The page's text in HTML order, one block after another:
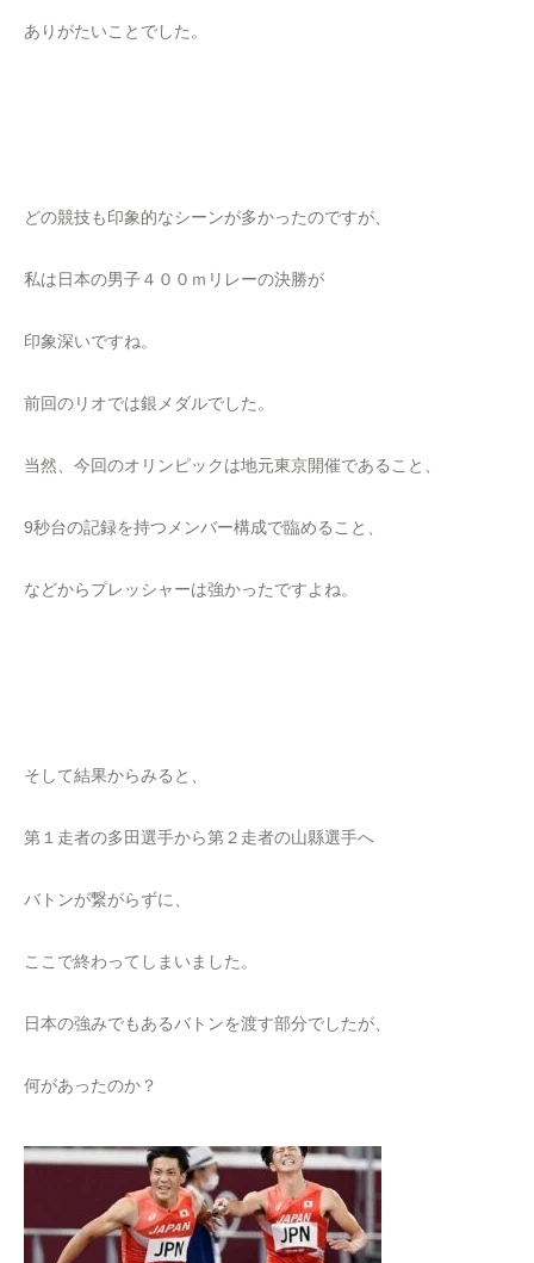
ありがたいことでした。
どの競技も印象的なシーンが多かったのですが、
私は日本の男子４００ｍリレーの決勝が
印象深いですね。
前回のリオでは銀メダルでした。
当然、今回のオリンピックは地元東京開催であること、
9秒台の記録を持つメンバー構成で臨めること、
などからプレッシャーは強かったですよね。
そして結果からみると、
第１走者の多田選手から第２走者の山縣選手へ
バトンが繋がらずに、
ここで終わってしまいました。
日本の強みでもあるバトンを渡す部分でしたが、
何があったのか？